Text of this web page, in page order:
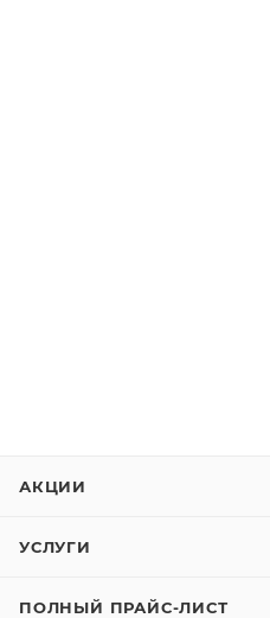
АКЦИИ
УСЛУГИ
ПОЛНЫЙ ПРАЙС-ЛИСТ